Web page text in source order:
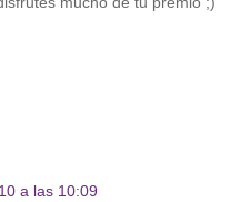
a las 10:09